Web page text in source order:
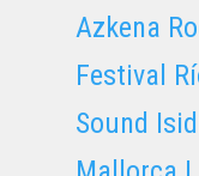
Azkena
Festival
Sound